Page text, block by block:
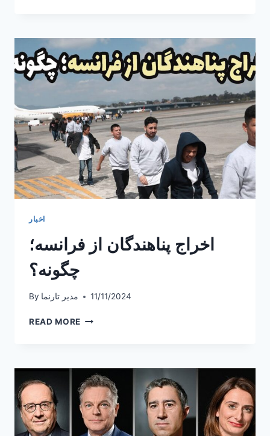
در
فرانسه
اخبار
اخراج پناهندگان از فرانسه؛
چگونه؟
By مدیر تارنما 11/11/2024
READ MORE اخراج
چگونه؟